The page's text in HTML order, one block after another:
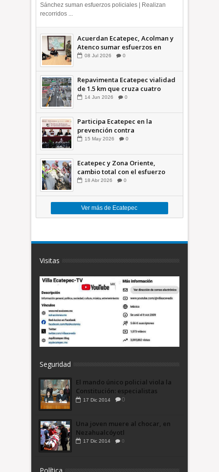
Sánchez suman esfuerzos policiales | Realizan
recorridos ...
Acuerdan Ecatepec, Acolman y
Atenco sumar esfuerzos en
seguridad
08 Jul 2026 0
Repavimenta Ecatepec vialidad
de 1.5 km que cruza cuatro
comunidades +Video
14 Jun 2026 0
Participa Ecatepec en la
prevención contra
inundaciones en el Valle de
15 May 2026 0
Ecatepec y Zona Oriente,
cambio total con el esfuerzo
conjunto: Azucena; retiran 21
18 Abr 2026 0
Ver más de Ecatepec
Visitas
Seguridad
El mando único policial viola la
17 Dic 2014 0
Una joven muere al chocar, en
Nezahualcóyotl
17 Dic 2014 0
Política